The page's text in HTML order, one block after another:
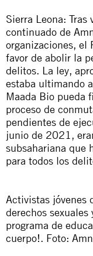
Sierra Leona: Tras
continuado de
organizaciones, el
favor de abolir la
delitos. La ley,
estaba ultimando
Maada Bio pueda
proceso de
pendientes de
junio de 2021,
subsahariana que
para todos los
Activistas jóvenes
derechos
programa de
cuerpo!. Foto: